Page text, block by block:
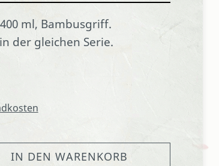
ml, Bambusgriff.
in der gleichen Serie.
den gewünschten Wert ein
IN DEN WARENKORB